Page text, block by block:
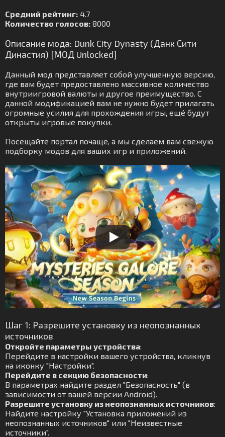
Средний рейтинг: 4.7
Количество голосов: 8000
Описание мода: Dunk City Dynasty (Данк Сити
Династия) [МОД Unlocked]
Данный мод представляет собой улучшенную версию,
где вам будет предоставлено массивное количество
внутриигровой валюты и другое преимущество. С
данной модификацией вам не нужно будет прилагать
огромные усилия для прохождения игры, ещё будут
открыты игровые покупки.
Посещайте портал почаще, а мы сделаем вам свежую
подборку модов для ваших игр и приложений.
Шаг 1: Разрешите установку из неопознанных
источников
Откройте параметры устройства:
Перейдите в настройки вашего устройства, кликнув
на иконку "Настройки".
Перейдите в секцию безопасности:
В параметрах найдите раздел "Безопасность" (в
зависимости от вашей версии Android).
Разрешите установку из неопознанных источников:
Найдите настройку "Установка приложений из
неопознанных источников" или "Неизвестные
источники".